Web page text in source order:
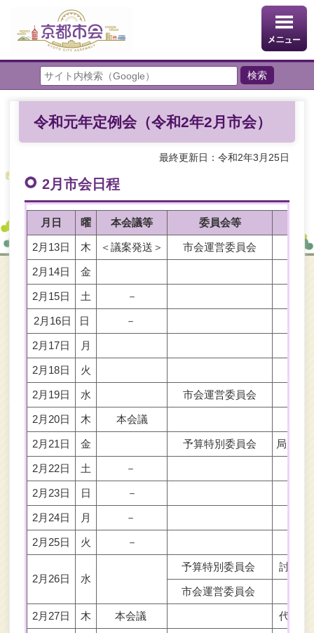
令和元年定例会（令和2年2月市会）
最終更新日：令和2年3月25日
2月市会日程
月日 曜 本会議等 委員会等
2月13日 木 ＜議案発送＞ 市会運営委員会
2月14日 金
2月15日 土 －
2月16日 日 －
2月17日 月
2月18日 火
2月19日 水 市会運営委員会
2月20日 木 本会議
2月21日 金 予算特別委員会 局別質
2月22日 土 －
2月23日 日 －
2月24日 月 －
2月25日 火 －
2月26日 水
予算特別委員会 討論結
市会運営委員会
2月27日 木 本会議 代表質